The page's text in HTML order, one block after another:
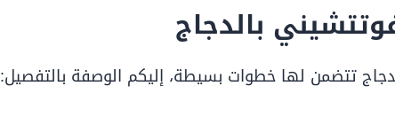
بالدجاج
تتضمن لها خطوات بسيطة، إليكم الوصفة بالتفصيل: